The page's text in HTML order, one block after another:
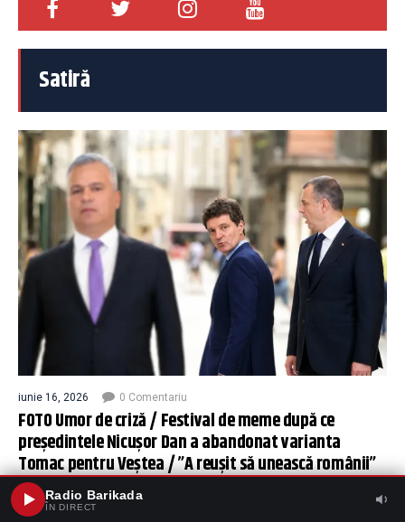
Satiră
iunie 16, 2026 0 Comentariu
FOTO Umor de criză / Festival de meme după ce
președintele Nicușor Dan a abandonat varianta
Tomac pentru Veștea / ”A reușit să unească românii”
Radio Barikada
ÎN DIRECT